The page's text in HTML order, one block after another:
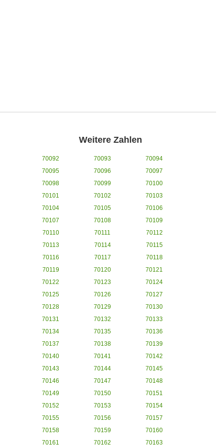
Weitere Zahlen
70092 70093
70094
70095
70096
70097
70098
70099
70100
70101
70102
70103
70104
70105
70106
70107
70108
70109
70110
70111
70112
70113
70114
70115
70116
70117
70118
70119
70120
70121
70122
70123
70124
70125
70126
70127
70128
70129
70130
70131
70132
70133
70134
70135
70136
70137
70138
70139
70140
70141
70142
70143
70144
70145
70146
70147
70148
70149
70150
70151
70152
70153
70154
70155
70156
70157
70158
70159
70160
70161
70162
70163